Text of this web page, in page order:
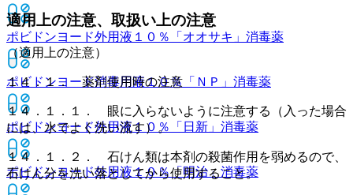
ポビドンヨード外用液１０％「オオサキ」 消毒薬
ポビドンヨード消毒用液１０％「ＮＰ」 消毒薬
ポビドンヨード外用液１０％「日新」 消毒薬
ポビドンヨード外用液１０％「明治」消毒薬
適用上の注意、取扱い上の注意
（適用上の注意）
１４．１． 薬剤使用時の注意
１４．１．１． 眼に入らないように注意する（入った場合
には、水でよく洗い流す）。
１４．１．２． 石けん類は本剤の殺菌作用を弱めるので、
石けん分を洗い落としてから使用すること。